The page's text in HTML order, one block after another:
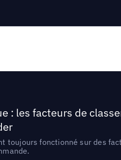
: les facteurs de
toujours fonctionné sur des